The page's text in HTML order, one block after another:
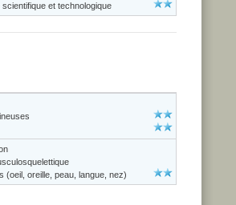
et technologique
(oeil, oreille, peau, langue, nez)